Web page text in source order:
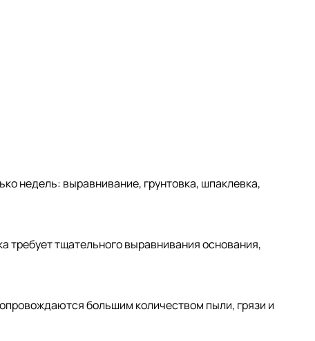
недель: выравнивание, грунтовка, шпаклевка,
требует тщательного выравнивания основания,
большим количеством пыли, грязи и